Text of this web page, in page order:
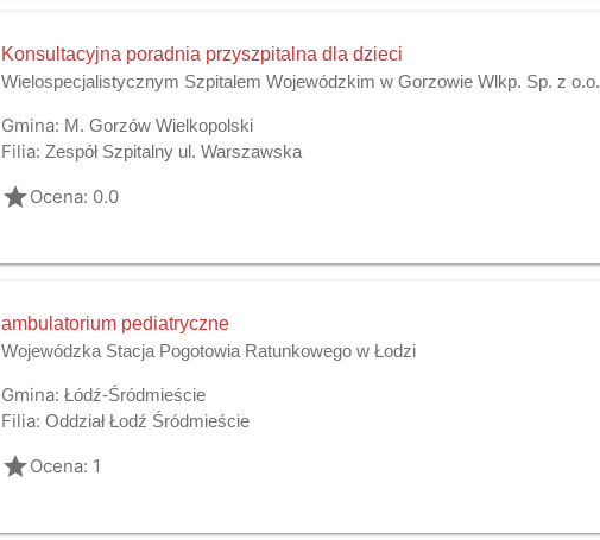
Konsultacyjna poradnia przyszpitalna dla dzieci
Wielospecjalistycznym Szpitalem Wojewódzkim w Gorzowie Wlkp. Sp. z o.o.
Gmina: M. Gorzów Wielkopolski
Filia: Zespół Szpitalny ul. Warszawska
gradeOcena: 0.0
ambulatorium pediatryczne
Wojewódzka Stacja Pogotowia Ratunkowego w Łodzi
Gmina: Łódź-Śródmieście
Filia: Oddział Łodź Śródmieście
gradeOcena: 1